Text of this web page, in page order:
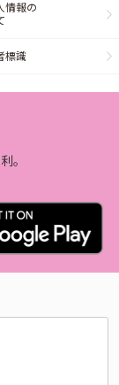
情報の
標識
。